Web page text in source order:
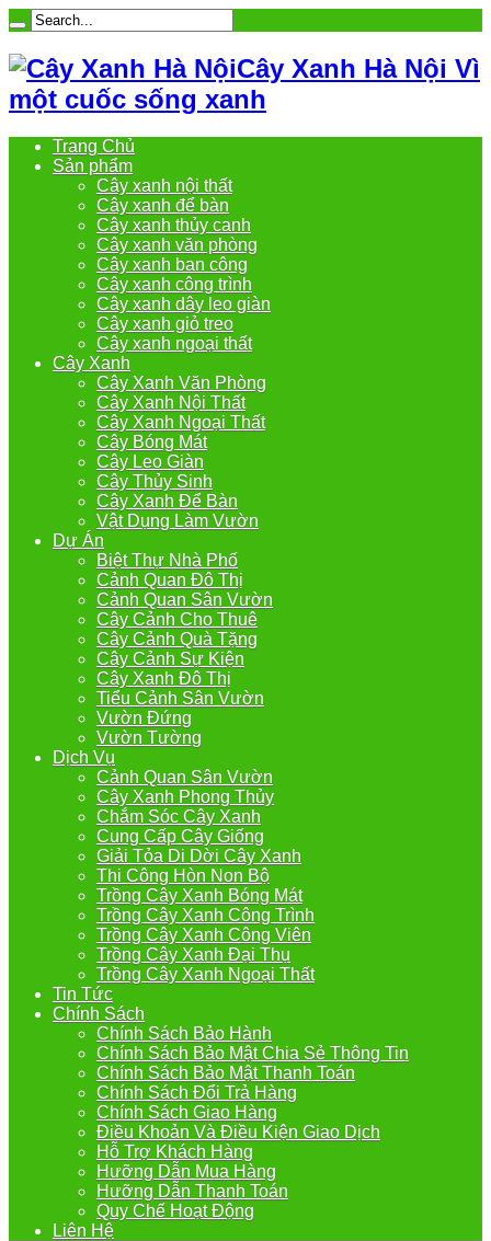
Cây Xanh Hà Nội Vì
một cuốc sống xanh
Trang Chủ
Sản phẩm
Cây xanh nội thất
Cây xanh để bàn
Cây xanh thủy canh
Cây xanh văn phòng
Cây xanh ban công
Cây xanh công trình
Cây xanh dây leo giàn
Cây xanh giỏ treo
Cây xanh ngoại thất
Cây Xanh
Cây Xanh Văn Phòng
Cây Xanh Nội Thất
Cây Xanh Ngoại Thất
Cây Bóng Mát
Cây Leo Giàn
Cây Thủy Sinh
Cây Xanh Để Bàn
Vật Dụng Làm Vườn
Dự Án
Biệt Thự Nhà Phố
Cảnh Quan Đô Thị
Cảnh Quan Sân Vườn
Cây Cảnh Cho Thuê
Cây Cảnh Quà Tặng
Cây Cảnh Sự Kiện
Cây Xanh Đô Thị
Tiểu Cảnh Sân Vườn
Vườn Đứng
Vườn Tường
Dịch Vụ
Cảnh Quan Sân Vườn
Cây Xanh Phong Thủy
Chắm Sóc Cây Xanh
Cung Cấp Cây Giống
Giải Tỏa Di Dời Cây Xanh
Thi Công Hòn Non Bộ
Trồng Cây Xanh Bóng Mát
Trồng Cây Xanh Công Trình
Trồng Cây Xanh Công Viên
Trồng Cây Xanh Đại Thụ
Trồng Cây Xanh Ngoại Thất
Tin Tức
Chính Sách
Chính Sách Bảo Hành
Chính Sách Bảo Mật Chia Sẻ Thông Tin
Chính Sách Bảo Mật Thanh Toán
Chính Sách Đổi Trả Hàng
Chính Sách Giao Hàng
Điều Khoản Và Điều Kiện Giao Dịch
Hỗ Trợ Khách Hàng
Hưỡng Dẫn Mua Hàng
Hưỡng Dẫn Thanh Toán
Quy Chế Hoạt Động
Liên Hệ